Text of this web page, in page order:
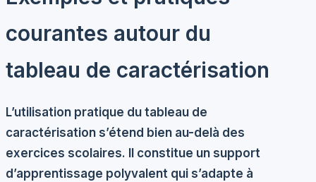
courantes autour du
tableau de caractérisation
L’utilisation pratique du tableau de
caractérisation s’étend bien au-delà des
exercices scolaires. Il constitue un support
d’apprentissage polyvalent qui s’adapte à